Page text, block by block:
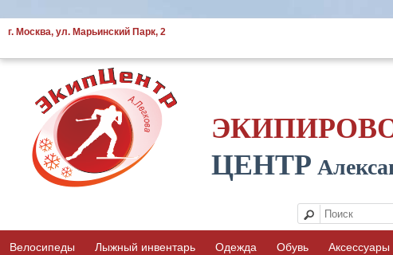
г. Москва, ул. Марьинский Парк, 2
ЦЕНТР
Велосипеды Лыжный инвентарь Одежда Обувь Аксессуары